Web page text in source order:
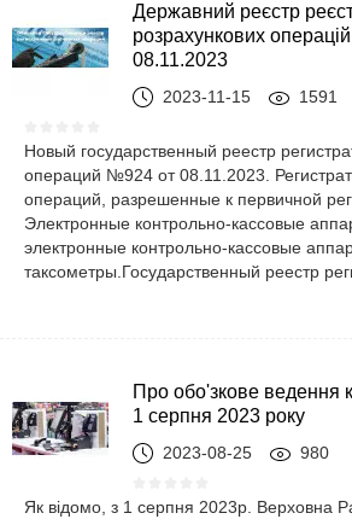
Державний реєстр
розрахункових
08.11.2023
2023-11-15 1591
Новый государственный реестр
операций №924 от 08.11.2023.
операций, разрешенные к первичной
Электронные контрольно-кассовые
электронные контрольно-кассовые
таксометры.Государственный реестр
Про обо'зкове ведення
1 серпня 2023 року
2023-08-25 980
Як відомо, з 1 серпня 2023р. Верховна